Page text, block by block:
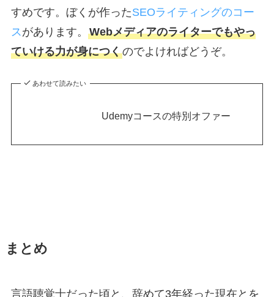
すめです。ぼくが作ったSEOライティングのコー
スがあります。 Webメディアのライターでもやっ
ていける力が身につくのでよければどうぞ。
あわせて読みたい
Udemyコースの特別オファー
まとめ
言語聴覚士だった頃と、辞めて3年経った現在とを